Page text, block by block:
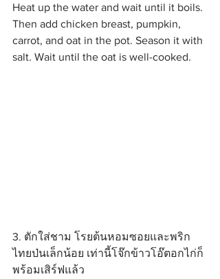
Heat up the water and wait until it boils.
Then add chicken breast, pumpkin,
carrot, and oat in the pot. Season it with
salt. Wait until the oat is well-cooked.
3. ตักใส่ชาม โรยต้นหอมซอยและพริก
ไทยป่นเล็กน้อย เท่านี้โจ๊กข้าวโอ๊ตอกไก่ก็
พร้อมเสิร์ฟแล้ว